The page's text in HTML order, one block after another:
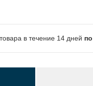
в течение 14 дней